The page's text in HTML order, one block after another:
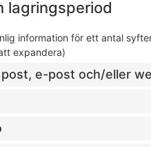
lagringsperiod
information för ett antal
expandera)
post, e-post och/eller